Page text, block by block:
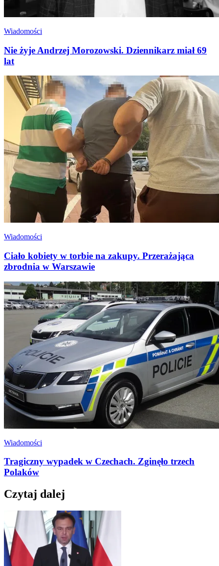
Wiadomości
Nie żyje Andrzej Morozowski. Dziennikarz miał 69
lat
Wiadomości
Ciało kobiety w torbie na zakupy. Przerażająca
zbrodnia w Warszawie
Wiadomości
Tragiczny wypadek w Czechach. Zginęło trzech
Polaków
Czytaj dalej